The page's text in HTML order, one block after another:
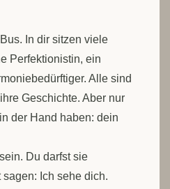
In dir sitzen viele
Perfektionistin, ein
Alle sind
Geschichte. Aber nur
der Hand haben: dein
Du darfst sie
Ich sehe dich.